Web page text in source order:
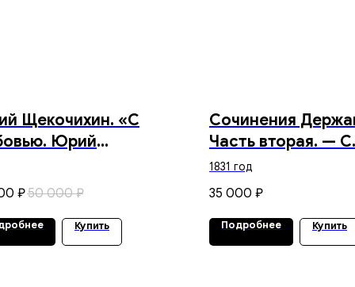
Щекочихин. «С
Юрий
₽50 000 ₽
Купить
Сочинения
Часть вторая. —
Петербург.
Александра
1831 г.
1831 год
35 000 ₽
Подробнее Купить